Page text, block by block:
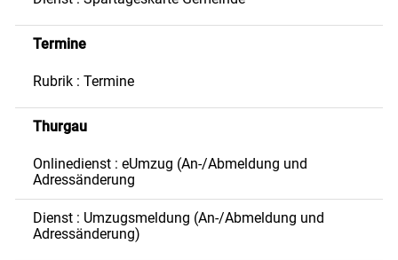
Termine
Rubrik : Termine
Thurgau
Onlinedienst : eUmzug (An-/Abmeldung und
Adressänderung
Dienst : Umzugsmeldung (An-/Abmeldung und
Adressänderung)